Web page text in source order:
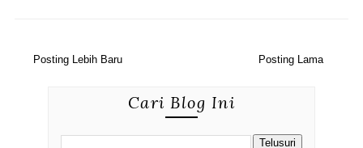
Posting Lebih Baru Posting Lama
Cari Blog Ini